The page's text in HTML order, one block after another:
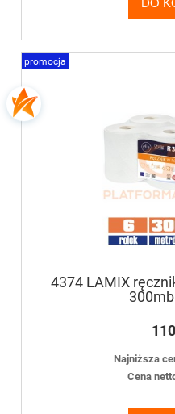
DO
4374 LAMIX
Najniższa
Cena
promocja